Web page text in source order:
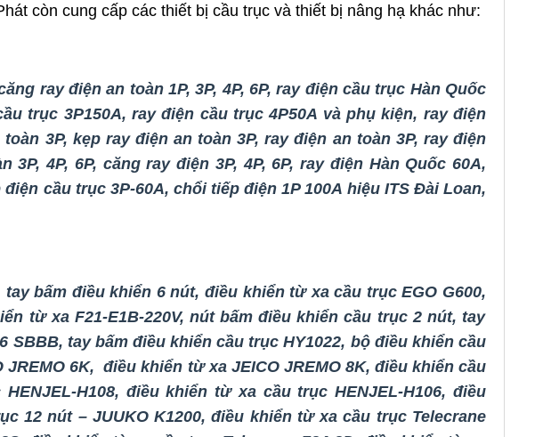
còn cung cấp các thiết bị cầu trục và thiết bị nâng hạ khác như:
ray điện an toàn 1P, 3P, 4P, 6P,ray điện cầu trục Hàn Quốc
trục 3P150A, ray điện cầu trục 4P50A và phụ kiện, ray điện
3P, kẹp ray điện an toàn 3P, ray điện an toàn 3P, ray điện
3P, 4P, 6P, căng ray điện 3P, 4P, 6P, ray điện Hàn Quốc 60A,
cầu trục 3P-60A, chổi tiếp điện 1P 100A hiệu ITS Đài Loan,
tay bấm điều khiển 6 nút,điều khiển từ xa cầu trục EGO G600,
từ xa F21-E1B-220V, nút bấm điều khiển cầu trục 2 nút, tay
SBBB, tay bấm điều khiển cầu trục HY1022, bộ điều khiển cầu
JREMO 6K,điều khiển từ xa JEICO JREMO 8K, điều khiển cầu
H108, điều khiển từ xa cầu trục HENJEL-H106, điều
12 nút – JUUKO K1200, điều khiển từ xa cầu trục Telecrane